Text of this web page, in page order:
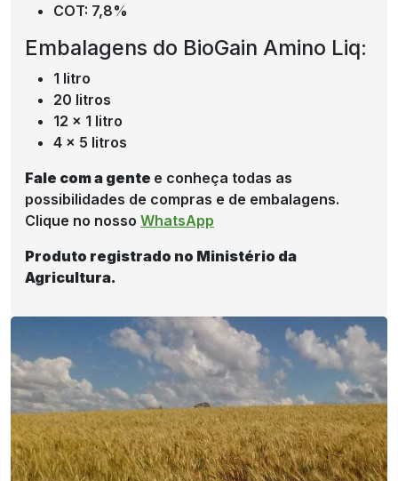
COT: 7,8%
Embalagens do BioGain Amino Liq:
1 litro
20 litros
12 x 1 litro
4 x 5 litros
Fale com a gente e conheça todas as
possibilidades de compras e de embalagens.
Clique no nosso WhatsApp
Produto registrado no Ministério da
Agricultura.